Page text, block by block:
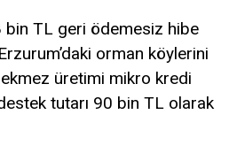
bin TL geri ödemesiz hibe
orman köylerini
üretimi mikro kredi
tutarı 90 bin TL olarak